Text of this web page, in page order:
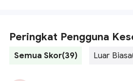
Peringkat Pengguna
Semua Skor(39) Luar